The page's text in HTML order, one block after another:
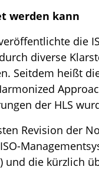
werden kann
die
diverse
Seitdem heißt
der HLS
Revision der
und die kürzlich